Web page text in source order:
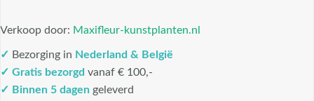
Verkoop door: Maxifleur-kunstplanten.nl
✓ Bezorging in Nederland & België
✓ Gratis bezorgd vanaf € 100,-
✓ Binnen 5 dagen geleverd